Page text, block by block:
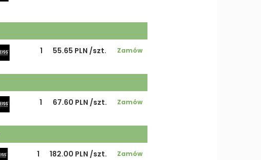
1 55.65 PLN /szt. Zamów
1 67.60 PLN /szt. Zamów
1 182.00 PLN /szt. Zamów